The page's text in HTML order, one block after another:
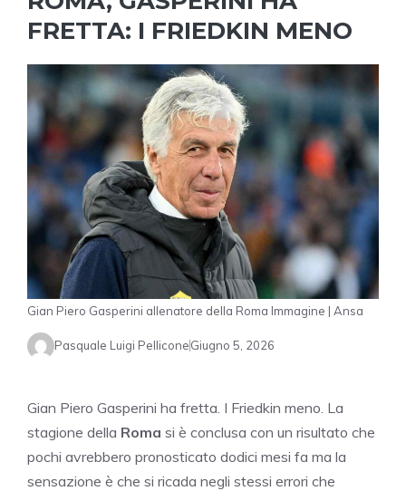
FRETTA: I FRIEDKIN MENO
Gian Piero Gasperini allenatore della Roma Immagine | Ansa
Pasquale Luigi PelliconeGiugno 5, 2026
Gian Piero Gasperini ha fretta. I Friedkin meno. La
stagione della Roma si è conclusa con un risultato che
pochi avrebbero pronosticato dodici mesi fa ma la
sensazione è che si ricada negli stessi errori che